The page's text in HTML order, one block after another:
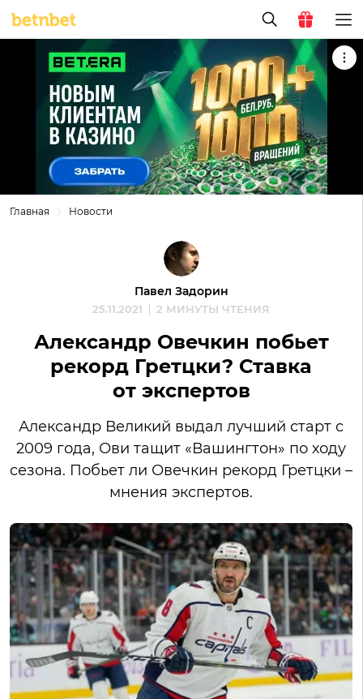
Главная Новости
Павел Задорин
25.11.2021 2 МИНУТЫ ЧТЕНИЯ
Александр Овечкин побьет
рекорд Гретцки? Ставка
от экспертов
Александр Великий выдал лучший старт с
2009 года, Ови тащит «Вашингтон» по ходу
сезона. Побьет ли Овечкин рекорд Гретцки –
мнения экспертов.